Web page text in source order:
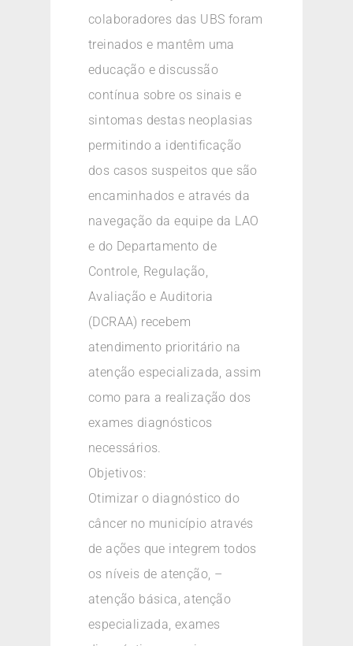
colaboradores das UBS foram
treinados e mantêm uma
educação e discussão
contínua sobre os sinais e
sintomas destas neoplasias
permitindo a identificação
dos casos suspeitos que são
encaminhados e através da
navegação da equipe da LAO
e do Departamento de
Controle, Regulação,
Avaliação e Auditoria
(DCRAA) recebem
atendimento prioritário na
atenção especializada, assim
como para a realização dos
exames diagnósticos
necessários.
Objetivos:
Otimizar o diagnóstico do
câncer no município através
de ações que integrem todos
os níveis de atenção, –
atenção básica, atenção
especializada, exames